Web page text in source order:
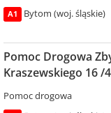
A1 Bytom (woj. śląskie)
Pomoc Drogowa
Kraszewskiego 16 /
Pomoc drogowa